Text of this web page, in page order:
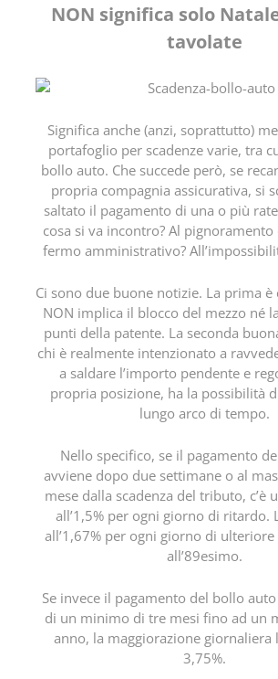
NON significa solo
tavolate
Significa anche (anzi, soprattutto)
portafoglio per scadenze varie, tra
bollo auto. Che succede però, se
propria compagnia assicurativa, si
saltato il pagamento di una o più
cosa si va incontro? Al pignoramento
fermo amministrativo?
Ci sono due buone notizie. La prima
NON implica il blocco del mezzo né
punti della patente. La seconda
chi è realmente intenzionato a
a saldare l’importo pendente e
propria posizione, ha la possibilità
lungo arco di tempo.
Nello specifico, se il pagamento
avviene dopo due settimane o al
mese dalla scadenza del tributo, c’è
all’1,5% per ogni giorno di ritardo.
all’1,67% per ogni giorno di
all’89esimo.
Se invece il pagamento del bollo
di un minimo di tre mesi fino ad un
anno, la maggiorazione giornaliera
3,75%.